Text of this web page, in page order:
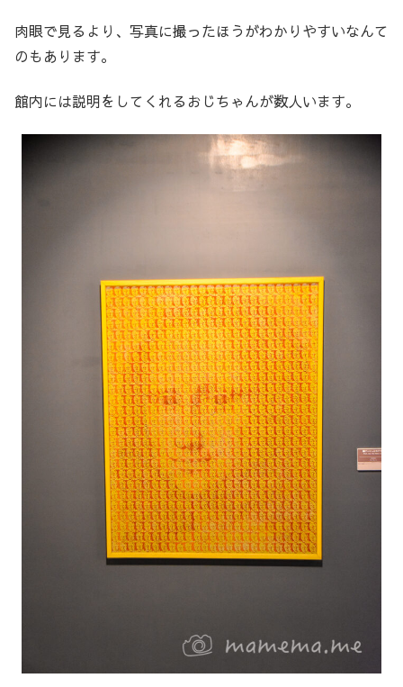
肉眼で見るより、写真に撮ったほうがわかりやすいなんて
のもあります。
館内には説明をしてくれるおじちゃんが数人います。